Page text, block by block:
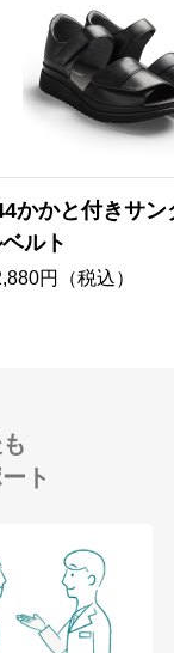
かかと付きサン
ルト
円（税込）
ト